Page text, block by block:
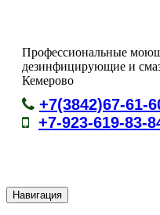
Профессиональные
дезинфицирующие и
Кемерово
+7(3842)67-61-
+7-923-619-83-
Навигация